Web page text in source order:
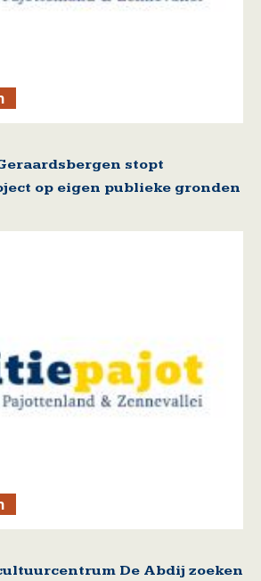
stopt
op eigen publieke gronden
De Abdij zoeken